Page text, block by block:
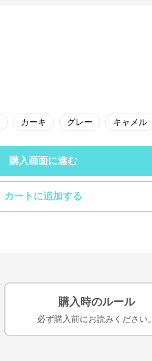
カーキ グレー キャメル
購入画面に進む
カートに追加する
購入時のルール
必ず購入前にお読みください。